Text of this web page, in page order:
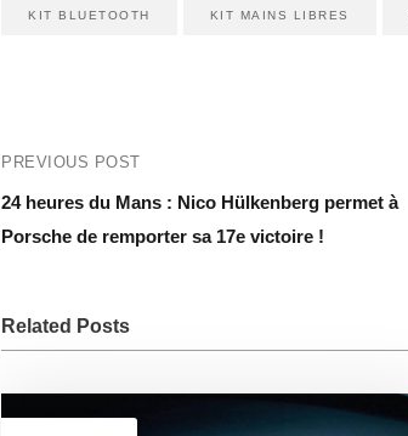
KIT BLUETOOTH KIT MAINS LIBRES
PREVIOUS POST
24 heures du Mans : Nico Hülkenberg permet à
Porsche de remporter sa 17e victoire !
Related Posts